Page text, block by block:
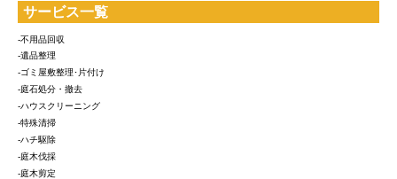
サービス一覧
-不用品回収
-遺品整理
-ゴミ屋敷整理･片付け
-庭石処分・撤去
-ハウスクリーニング
-特殊清掃
-ハチ駆除
-庭木伐採
-庭木剪定